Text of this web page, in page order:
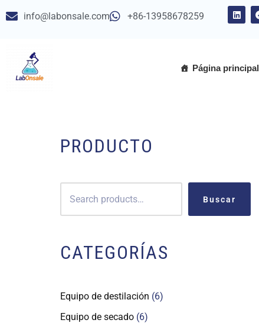
contenido
info@labonsale.com +86-13958678259
Página principal
PRODUCTO
Buscar
CATEGORÍAS
Equipo de destilación 6
Equipo de secado 6